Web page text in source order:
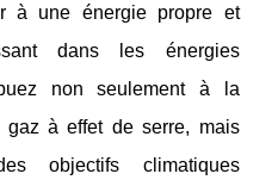
à une énergie propre et
dans les énergies
non seulement à la
gaz à effet de serre, mais
objectifs climatiques